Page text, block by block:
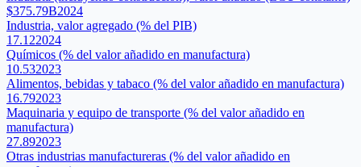
$375.79B2024
Industria, valor agregado (% del PIB)
17.122024
Químicos (% del valor añadido en manufactura)
10.532023
Alimentos, bebidas y tabaco (% del valor añadido en manufactura)
16.792023
Maquinaria y equipo de transporte (% del valor añadido en
manufactura)
27.892023
Otras industrias manufactureras (% del valor añadido en